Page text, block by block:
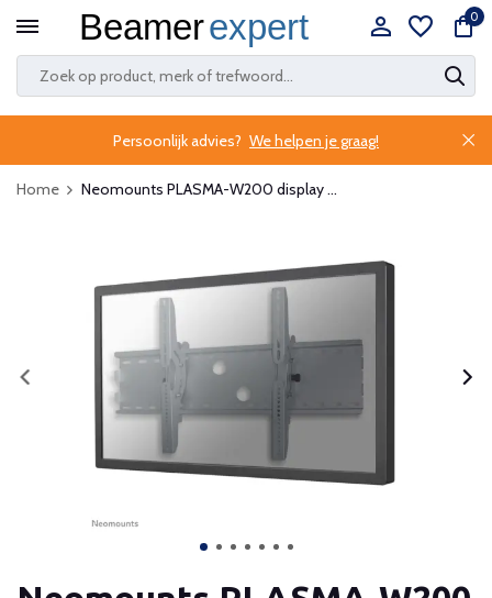
0
Persoonlijk advies? We helpen je graag!
Home Neomounts PLASMA-W200 display ...